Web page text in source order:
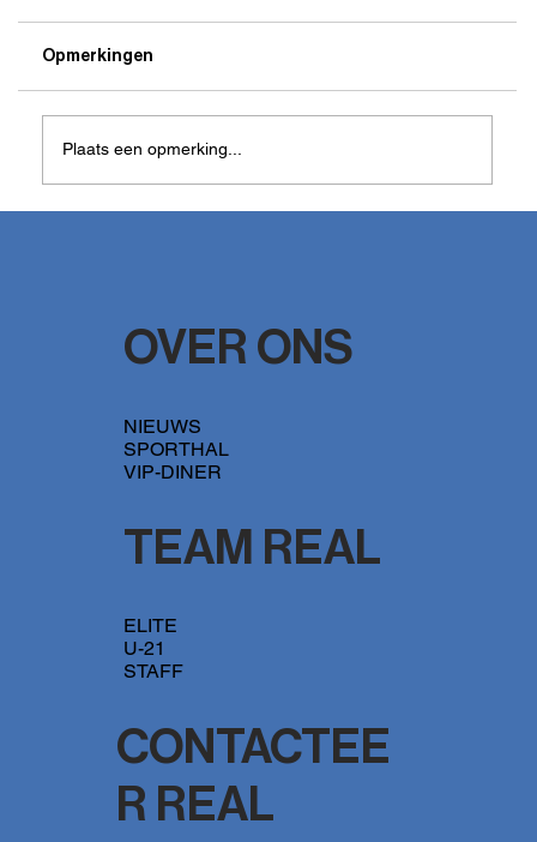
Opmerkingen
Plaats een opmerking...
CONTACTEE
R REAL
TEAM REAL
ELITE
U-21
STAFF
OVER ONS
NIEUWS
SPORTHAL
VIP-DINER